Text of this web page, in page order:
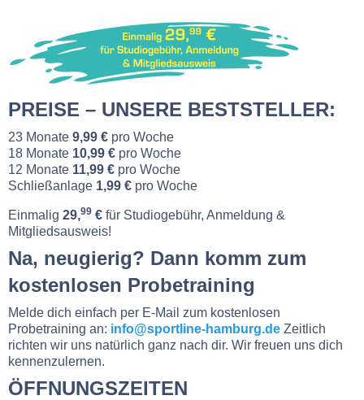
PREISE – UNSERE BESTSTELLER:
23 Monate 9,99 € pro Woche
18 Monate 10,99 € pro Woche
12 Monate 11,99 € pro Woche
Schließanlage 1,99 € pro Woche
Einmalig 29,99 € für Studiogebühr, Anmeldung &
Mitgliedsausweis!
Na, neugierig? Dann komm zum
kostenlosen Probetraining
Melde dich einfach per E-Mail zum kostenlosen
Probetraining an: info@sportline-hamburg.de Zeitlich
richten wir uns natürlich ganz nach dir. Wir freuen uns dich
kennenzulernen.
ÖFFNUNGSZEITEN